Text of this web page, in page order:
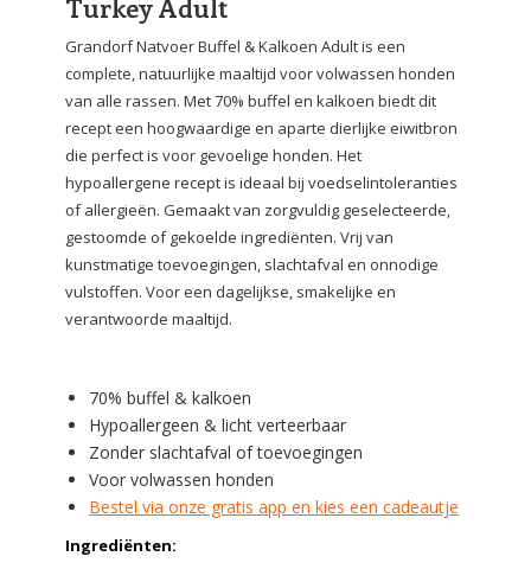
Turkey Adult
Grandorf Natvoer Buffel & Kalkoen Adult is een
complete, natuurlijke maaltijd voor volwassen honden
van alle rassen. Met 70% buffel en kalkoen biedt dit
recept een hoogwaardige en aparte dierlijke eiwitbron
die perfect is voor gevoelige honden. Het
hypoallergene recept is ideaal bij voedselintoleranties
of allergieën. Gemaakt van zorgvuldig geselecteerde,
gestoomde of gekoelde ingrediënten. Vrij van
kunstmatige toevoegingen, slachtafval en onnodige
vulstoffen. Voor een dagelijkse, smakelijke en
verantwoorde maaltijd.
70% buffel & kalkoen
Hypoallergeen & licht verteerbaar
Zonder slachtafval of toevoegingen
Voor volwassen honden
Bestel via onze gratis app en kies een cadeautje
Ingrediënten: